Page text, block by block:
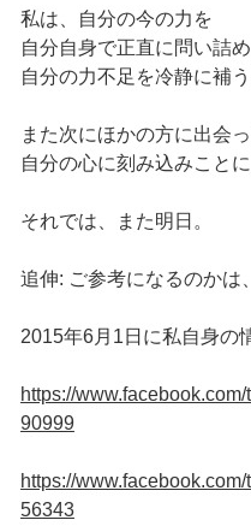
私は、自分の今の力を
自分自身で正直に問い詰
自分の力不足を冷静に補
また次にほかの方に出会
自分の心に刻み込みことに
それでは、また明日。
追伸: ご参考になるのかは
2015年6月1日に私自身の
https://
90999
https://
56343